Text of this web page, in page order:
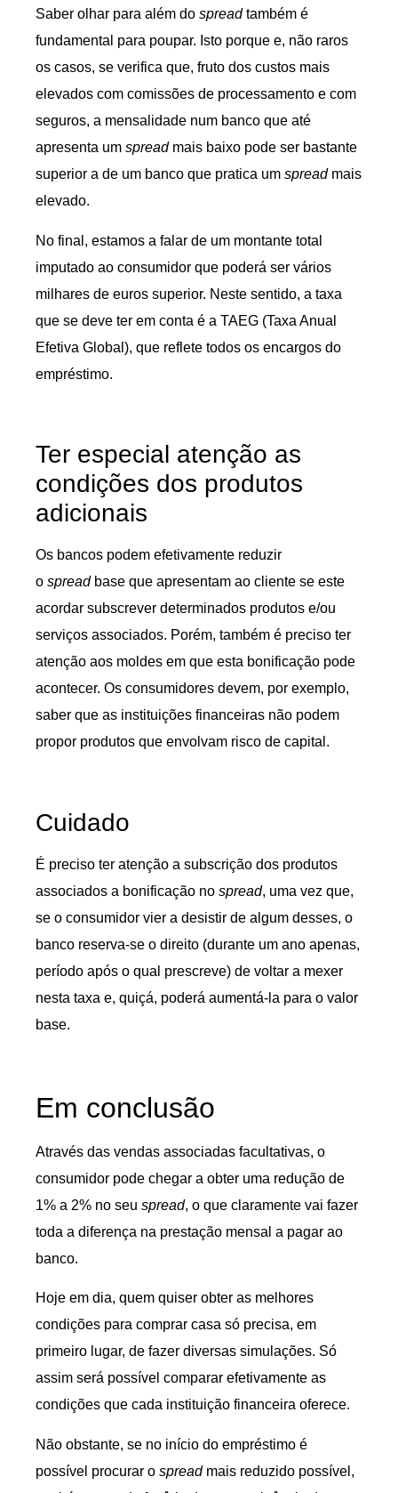
Saber olhar para além do spreadtambém é
fundamental para poupar. Isto porque e, não raros
os casos, se verifica que, fruto dos custos mais
elevados com comissões de processamento e com
seguros, a mensalidade num banco que até
apresenta um spreadmais baixo pode ser bastante
superior a de um banco que pratica um spreadmais
elevado.
No final, estamos a falar de um montante total
imputado ao consumidor que poderá ser vários
milhares de euros superior. Neste sentido, a taxa
que se deve ter em conta é a TAEG (Taxa Anual
Efetiva Global), que reflete todos os encargos do
empréstimo.
Ter especial atenção as
condições dos produtos
adicionais
Os bancos podem efetivamente reduzir
o spreadbase que apresentam ao cliente se este
acordar subscrever determinados produtos e/ou
serviços associados. Porém, também é preciso ter
atenção aos moldes em que esta bonificação pode
acontecer. Os consumidores devem, por exemplo,
saber que as instituições financeiras não podem
propor produtos que envolvam risco de capital.
Cuidado
É preciso ter atenção a subscrição dos produtos
associados a bonificação no spread, uma vez que,
se o consumidor vier a desistir de algum desses, o
banco reserva-se o direito (durante um ano apenas,
período após o qual prescreve) de voltar a mexer
nesta taxa e, quiçá, poderá aumentá-la para o valor
base.
Em conclusão
Através das vendas associadas facultativas, o
consumidor pode chegar a obter uma redução de
1% a 2% no seu spread, o que claramente vai fazer
toda a diferença na prestação mensal a pagar ao
banco.
Hoje em dia, quem quiser obter as melhores
condições para comprar casa só precisa, em
primeiro lugar, de fazer diversas simulações. Só
assim será possível comparar efetivamente as
condições que cada instituição financeira oferece.
Não obstante, se no início do empréstimo é
possível procurar o spreadmais reduzido possível,